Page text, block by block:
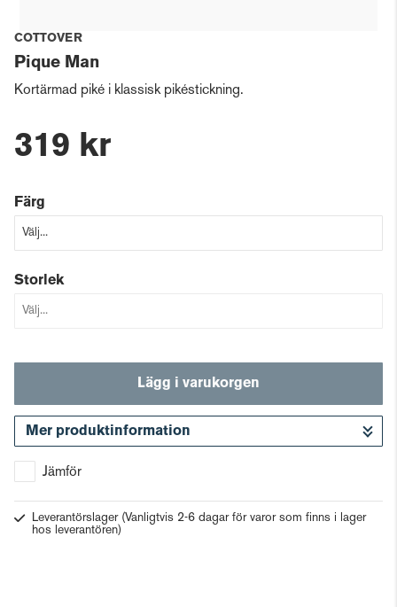
COTTOVER
Pique Man
Kortärmad piké i klassisk pikéstickning.
319 kr
Färg
Storlek
Lägg i varukorgen
Mer produktinformation
Jämför
Leverantörslager (Vanligtvis 2-6 dagar för varor som finns i lager
hos leverantören)